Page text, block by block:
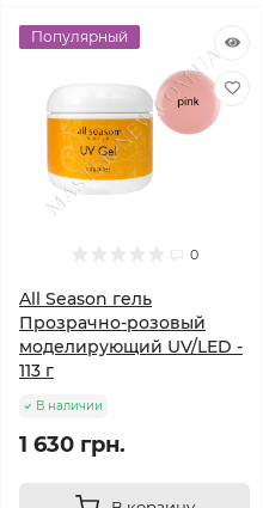
Популярный
0
All Season гель
Прозрачно-розовый
моделирующий UV/LED -
113 г
В наличии
1 630 грн.